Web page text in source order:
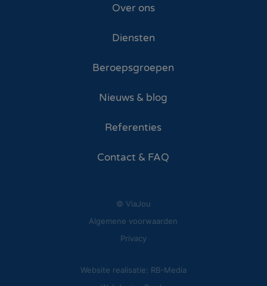
Over ons
Diensten
Beroepsgroepen
Nieuws & blog
Referenties
Contact & FAQ
© ViaJou
Algemene voorwaarden
Privacy
Website realisatie: RB-Media